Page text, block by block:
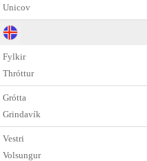
Unicov
Fylkir
Thróttur
Grótta
Grindavík
Vestri
Volsungur